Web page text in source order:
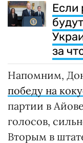
Если
за
Напомним,
победу на
партии в
голосов,
Вторым в